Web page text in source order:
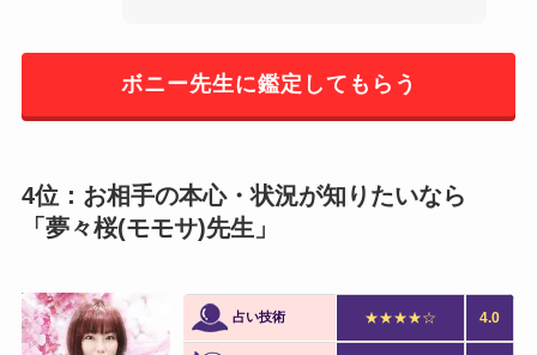
ボニー先生に鑑定してもらう
4位：お相手の本心・状況が知りたいなら
「夢々桜(モモサ)先生」
占い技術 ★★★★☆ 4.0